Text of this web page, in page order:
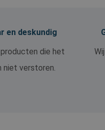
en deskundig
die het
niet verstoren.